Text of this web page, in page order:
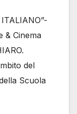
& Cinema
del
Scuola